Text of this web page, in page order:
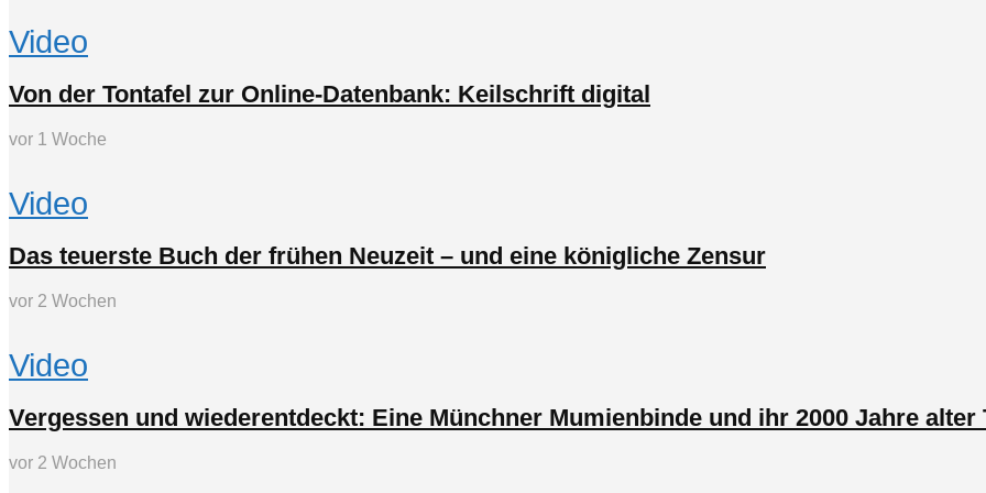
Video
Von der Tontafel zur Online-Datenbank: Keilschrift digital
vor 1 Woche
Video
Das teuerste Buch der frühen Neuzeit – und eine königliche Zensur
vor 2 Wochen
Video
Vergessen und wiederentdeckt: Eine Münchner Mumienbinde und ihr 2000 Jahre alter
vor 2 Wochen